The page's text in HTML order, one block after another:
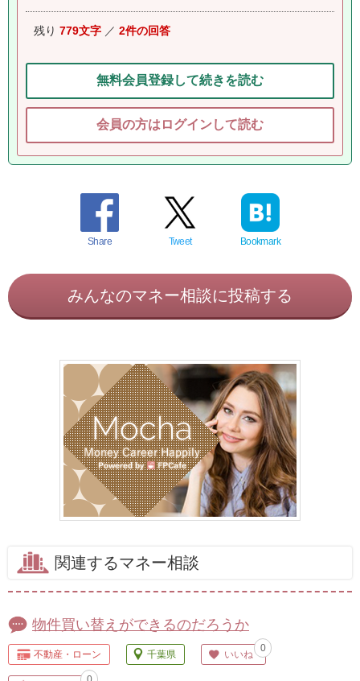
残り 779文字 ／ 2件の回答
無料会員登録して続きを読む
会員の方はログインして読む
Share Tweet Bookmark
みんなのマネー相談に投稿する
関連するマネー相談
物件買い替えができるのだろうか
不動産・ローン 千葉県 いいね
0